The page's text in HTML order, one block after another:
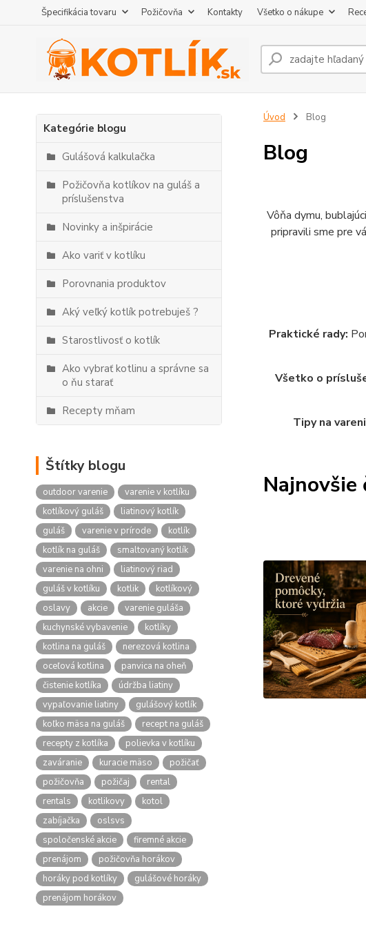
Špecifikácia tovaru Požičovňa Kontakty Všetko o nákupe
Kategórie blogu
Gulášová kalkulačka
Požičovňa kotlíkov na guláš a
príslušenstva
Novinky a inšpirácie
Ako variť v kotlíku
Porovnania produktov
Aký veľký kotlík potrebuješ ?
Starostlivosť o kotlík
Ako vybrať kotlinu a správne sa
o ňu starať
Recepty mňam
Štítky blogu
outdoor varenie
varenie v kotlíku
kotlíkový guláš
liatinový kotlík
guláš
varenie v prírode
kotlík
kotlík na guláš
smaltovaný kotlík
varenie na ohni
liatinový riad
guláš v kotlíku
kotlik
kotlíkový
oslavy
akcie
varenie guláša
kuchynské vybavenie
kotlíky
kotlina na guláš
nerezová kotlina
oceľová kotlina
panvica na oheň
čistenie kotlíka
údržba liatiny
vypaľovanie liatiny
gulášový kotlík
koľko mäsa na guláš
recept na guláš
recepty z kotlíka
polievka v kotlíku
zaváranie
kuracie mäso
požičať
požičovňa
požičaj
rental
rentals
kotlikovy
kotol
zabíjačka
oslsvs
spoločenské akcie
firemné akcie
prenájom
požičovňa horákov
horáky pod kotlíky
gulášové horáky
prenájom horákov
Úvod Blog
Blog
Vôňa dymu,
pripravili sme pre
Praktické rady:
Všetko o
Tipy na
Najnovšie